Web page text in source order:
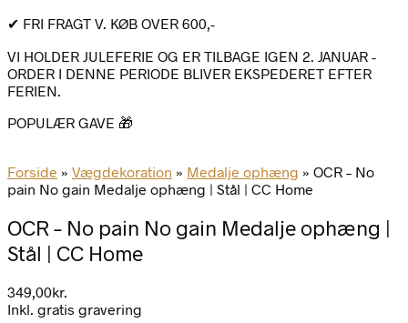
✔ FRI FRAGT V. KØB OVER 600,-
VI HOLDER JULEFERIE OG ER TILBAGE IGEN 2. JANUAR -
ORDER I DENNE PERIODE BLIVER EKSPEDERET EFTER
FERIEN.
POPULÆR GAVE 🎁
Forside » Vægdekoration » Medalje ophæng » OCR – No
pain No gain Medalje ophæng | Stål | CC Home
OCR – No pain No gain Medalje ophæng |
Stål | CC Home
349,00kr.
Inkl. gratis gravering